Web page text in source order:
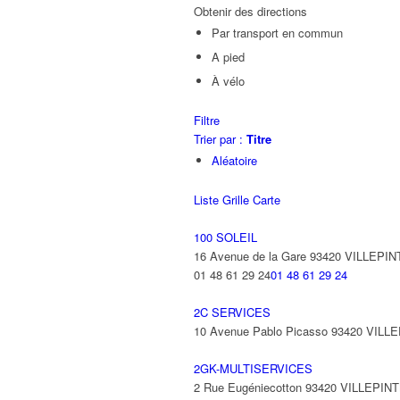
Obtenir des directions
Par transport en commun
A pied
À vélo
Filtre
Trier par : Titre
Aléatoire
Liste Grille Carte
100 SOLEIL
16 Avenue de la Gare 93420
01 48 61 29 2401 48 61 29 24
2C SERVICES
10 Avenue Pablo Picasso 93420
2GK-MULTISERVICES
2 Rue Eugéniecotton 93420